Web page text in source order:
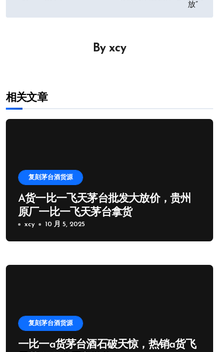
放”
By xcy
相关文章
复刻茅台酒货源
A货一比一飞天茅台批发大放价，贵州
原厂一比一飞天茅台拿货
xcy 10 月 5, 2025
复刻茅台酒货源
一比一a货茅台酒石破天惊，热销a货飞